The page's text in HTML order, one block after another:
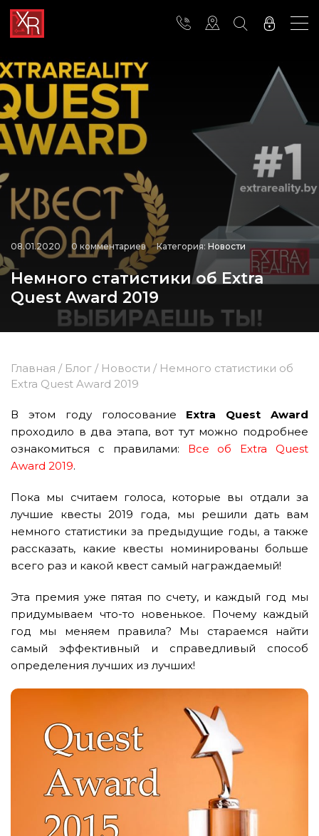
08.01.2020 0 комментариев Категория: Новости
Немного статистики об Extra
Quest Award 2019
Главная / Блог / Новости / Немного статистики об
Extra Quest Award 2019
В этом году голосование Extra Quest Award
проходило в два этапа, вот тут можно подробнее
ознакомиться с правилами: Все об Extra Quest
Award 2019.
Пока мы считаем голоса, которые вы отдали за
лучшие квесты 2019 года, мы решили дать вам
немного статистики за предыдущие годы, а также
рассказать, какие квесты номинированы больше
всего раз и какой квест самый награждаемый!
Эта премия уже пятая по счету, и каждый год мы
придумываем что-то новенькое. Почему каждый
год мы меняем правила? Мы стараемся найти
самый эффективный и справедливый способ
определения лучших из лучших!